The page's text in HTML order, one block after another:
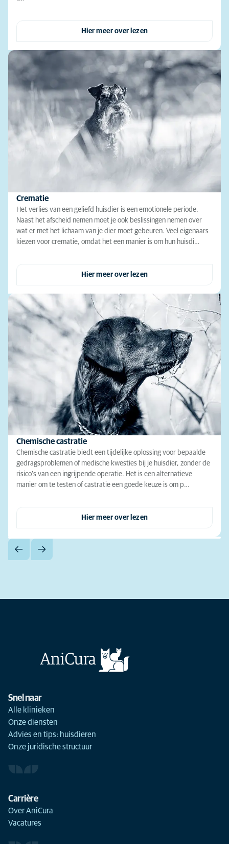
Hier meer over lezen
Crematie
Het verlies van een geliefd huisdier is een emotionele periode.
Naast het afscheid nemen moet je ook beslissingen nemen over
wat er met het lichaam van je dier moet gebeuren. Veel eigenaars
kiezen voor crematie, omdat het een manier is om hun huisdi…
Hier meer over lezen
Chemische castratie
Chemische castratie biedt een tijdelijke oplossing voor bepaalde
gedragsproblemen of medische kwesties bij je huisdier, zonder de
risico’s van een ingrijpende operatie. Het is een alternatieve
manier om te testen of castratie een goede keuze is om p…
Hier meer over lezen
Snel naar
Alle klinieken
Onze diensten
Advies en tips: huisdieren
Onze juridische structuur
Carrière
Over AniCura
Vacatures